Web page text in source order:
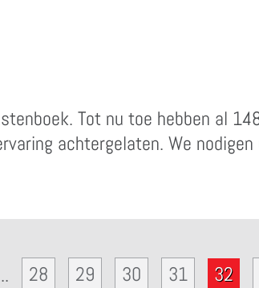
Tot nu toe hebben al
achtergelaten. We
28 29 30 31 32